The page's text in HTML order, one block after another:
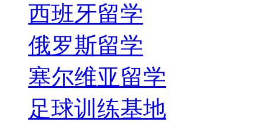
西班牙留学
俄罗斯留学
塞尔维亚留学
足球训练基地